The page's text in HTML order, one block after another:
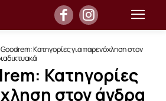
Κατηγορίες για παρενόχληση στον
Κατηγορίες
στον άνδρα